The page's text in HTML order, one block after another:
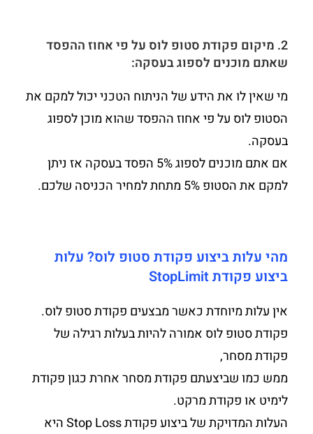
2. מיקום פקודת סטופ לוס על פי אחוז ההפסד
שאתם מוכנים לספוג בעסקה:
מי שאין לו את הידע של הניתוח הטכני יכול למקם את
הסטופ לוס על פי אחוז ההפסד שהוא מוכן לספוג
בעסקה.
אם אתם מוכנים לספוג 5% הפסד בעסקה אז ניתן
למקם את הסטופ 5% מתחת למחיר הכניסה שלכם.
מהי עלות ביצוע פקודת סטופ לוס? עלות
ביצוע פקודת StopLimit
אין עלות מיוחדת כאשר מבצעים פקודת סטופ לוס.
פקודת סטופ לוס אמורה להיות בעלות רגילה של
פקודת מסחר,
ממש כמו שביצעתם פקודת מסחר אחרת כגון פקודת
לימיט או פקודת מרקט.
העלות המדויקת של ביצוע פקודת Stop Loss היא